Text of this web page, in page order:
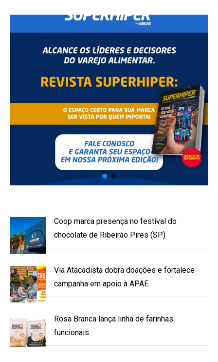
Coop marca presença no festival do
chocolate de Ribeirão Pires (SP)
Via Atacadista dobra doações e fortalece
campanha em apoio à APAE
Rosa Branca lança linha de farinhas
funcionais